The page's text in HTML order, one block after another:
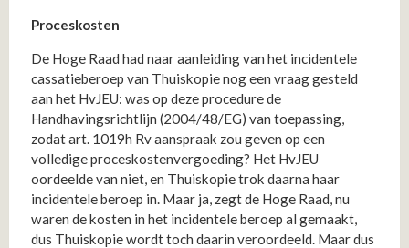
Proceskosten
De Hoge Raad had naar aanleiding van het incidentele
cassatieberoep van Thuiskopie nog een vraag gesteld
aan het HvJEU: was op deze procedure de
Handhavingsrichtlijn (2004/48/EG) van toepassing,
zodat art. 1019h Rv aanspraak zou geven op een
volledige proceskostenvergoeding? Het HvJEU
oordeelde van niet, en Thuiskopie trok daarna haar
incidentele beroep in. Maar ja, zegt de Hoge Raad, nu
waren de kosten in het incidentele beroep al gemaakt,
dus Thuiskopie wordt toch daarin veroordeeld. Maar dus